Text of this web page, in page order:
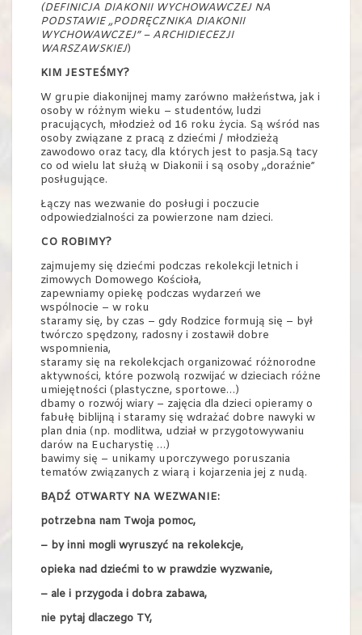
(DEFINICJA DIAKONII WYCHOWAWCZEJ NA
PODSTAWIE „PODRĘCZNIKA DIAKONII
WYCHOWAWCZEJ” – ARCHIDIECEZJI
WARSZAWSKIEJ)
KIM JESTEŚMY?
W grupie diakonijnej mamy zarówno małżeństwa, jak i
osoby w różnym wieku – studentów, ludzi
pracujących, młodzież od 16 roku życia. Są wśród nas
osoby związane z pracą z dziećmi / młodzieżą
zawodowo oraz tacy, dla których jest to pasja.Są tacy
co od wielu lat służą w Diakonii i są osoby „doraźnie”
posługujące.
Łączy nas wezwanie do posługi i poczucie
odpowiedzialności za powierzone nam dzieci.
CO ROBIMY?
zajmujemy się dziećmi podczas rekolekcji letnich i
zimowych Domowego Kościoła,
zapewniamy opiekę podczas wydarzeń we
wspólnocie – w roku
staramy się, by czas – gdy Rodzice formują się – był
twórczo spędzony, radosny i zostawił dobre
wspomnienia,
staramy się na rekolekcjach organizować różnorodne
aktywności, które pozwolą rozwijać w dzieciach różne
umiejętności (plastyczne, sportowe…)
dbamy o rozwój wiary – zajęcia dla dzieci opieramy o
fabułę biblijną i staramy się wdrażać dobre nawyki w
plan dnia (np. modlitwa, udział w przygotowywaniu
darów na Eucharystię …)
bawimy się – unikamy uporczywego poruszania
tematów związanych z wiarą i kojarzenia jej z nudą.
BĄDŹ OTWARTY NA WEZWANIE:
potrzebna nam Twoja pomoc,
– by inni mogli wyruszyć na rekolekcje,
opieka nad dziećmi to w prawdzie wyzwanie,
– ale i przygoda i dobra zabawa,
nie pytaj dlaczego TY,